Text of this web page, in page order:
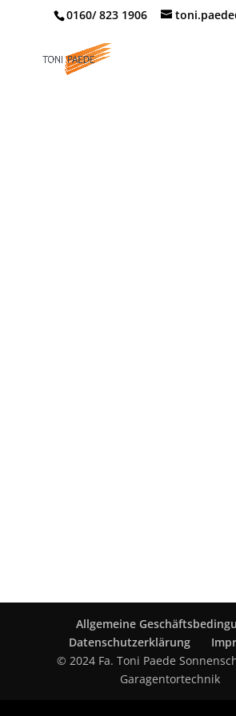
0160/ 823 1906
Allgemeine
Datenschutzerklärung
© 2024 Fa. Toni Paede
Garagentortechnik